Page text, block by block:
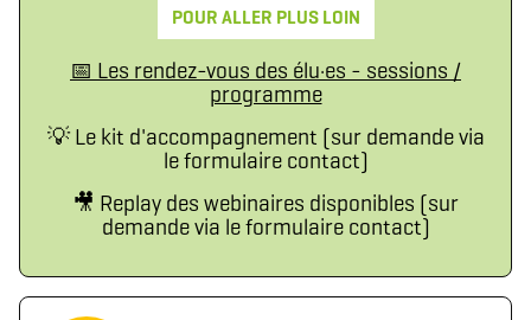
POUR ALLER PLUS LOIN
📅 Les rendez-vous des élu·es - sessions /
programme
💡 Le kit d'accompagnement (sur demande via
le formulaire contact)
🎥 Replay des webinaires disponibles (sur
demande via le formulaire contact)